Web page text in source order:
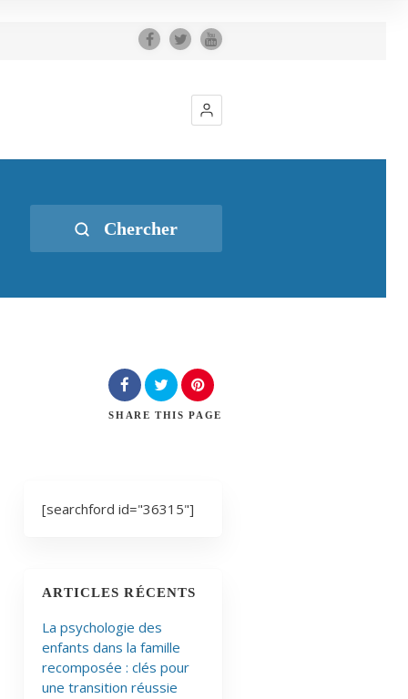
Chercher
SHARE THIS PAGE
[searchford id="36315"]
ARTICLES RÉCENTS
La psychologie des
enfants dans la famille
recomposée : clés pour
une transition réussie